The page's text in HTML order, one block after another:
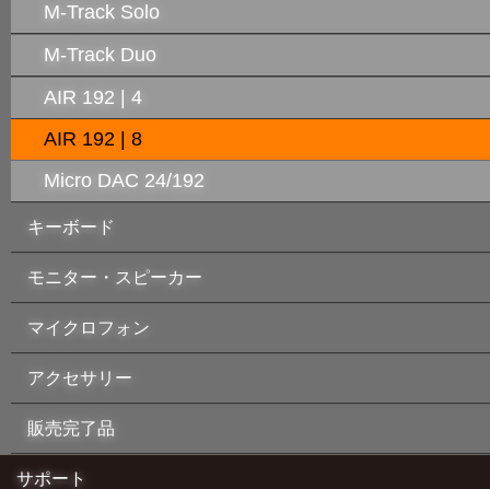
M-Track Solo
M-Track Duo
AIR 192 | 4
AIR 192 | 8
Micro DAC 24/192
キーボード
モニター・スピーカー
マイクロフォン
アクセサリー
販売完了品
サポート